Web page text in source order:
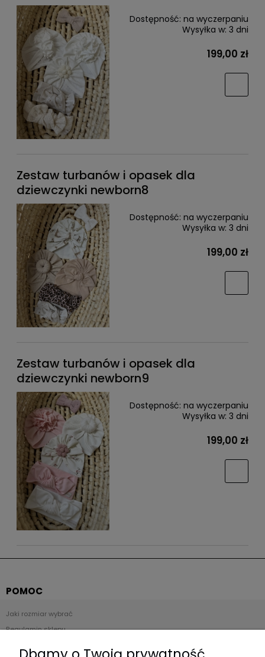
Dostępność: na wyczerpaniu
Wysyłka w: 3 dni
199,00 zł
Zestaw turbanów i opasek dla
dziewczynki newborn8
Dostępność: na wyczerpaniu
Wysyłka w: 3 dni
199,00 zł
Zestaw turbanów i opasek dla
dziewczynki newborn9
Dostępność: na wyczerpaniu
Wysyłka w: 3 dni
199,00 zł
POMOC
Jaki rozmiar wybrać
Regulamin sklepu